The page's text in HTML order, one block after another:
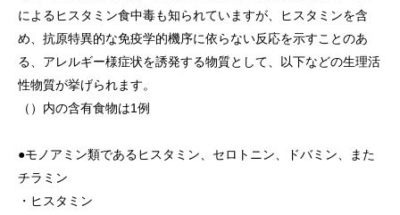
によるヒスタミン食中毒も知られていますが、ヒスタミンを含
め、抗原特異的な免疫学的機序に依らない反応を示すことのあ
る、アレルギー様症状を誘発する物質として、以下などの生理活
性物質が挙げられます。
（）内の含有食物は1例
●モノアミン類であるヒスタミン、セロトニン、ドバミン、また
チラミン
・ヒスタミン